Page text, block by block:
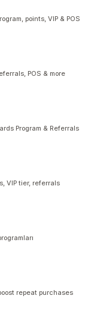
points, VIP & POS
POS & more
Program & Referrals
VIP tier, referrals
repeat purchases